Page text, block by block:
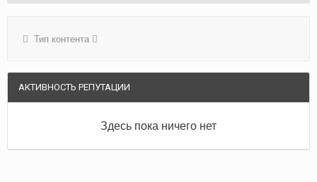
Тип контента
АКТИВНОСТЬ РЕПУТАЦИИ
Здесь пока ничего нет